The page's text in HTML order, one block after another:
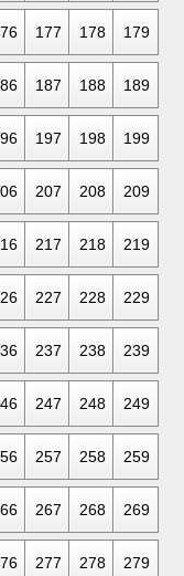
177 178 179
187 188 189
197 198 199
207 208 209
217 218 219
227 228 229
237 238 239
247 248 249
257 258 259
267 268 269
277 278 279